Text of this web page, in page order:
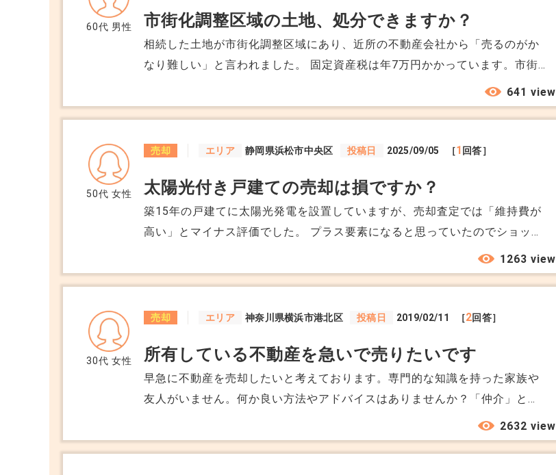
60代 男性 市街化調整区域の土地、処分できますか？
相続した土地が市街化調整区域にあり、近所の不動産会社から「売るのがか
なり難しい」と言われました。 固定資産税は年7万円かかっています。市街
化調整区域の土地でも高値で売却するコツ等あれば教えてください。
641 view
50代 女性
売却 エリア 静岡県浜松市中央区 投稿日 2025/09/05 ［1 回答］
太陽光付き戸建ての売却は損ですか？
築15年の戸建てに太陽光発電を設置していますが、売却査定では「維持費が
高い」とマイナス評価でした。 プラス要素になると思っていたのでショック
です。 ローン残債もあるため、実際に手元に残る金額がほとんどないかもし
れません。 太陽光がある家は不利になりやすいのでしょうか。
1263 view
30代 女性
売却 エリア 神奈川県横浜市港北区 投稿日 2019/02/11 ［2回答］
所有している不動産を急いで売りたいです
早急に不動産を売却したいと考えております。専門的な知識を持った家族や
友人がいません。何か良い方法やアドバイスはありませんか？「仲介」と
2632 view